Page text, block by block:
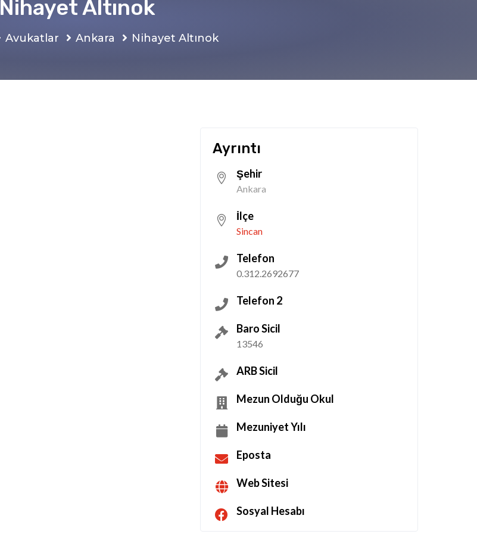
Nihayet Altınok
Avukatlar Ankara Nihayet Altınok
Ayrıntı
Şehir
Ankara
İlçe
Sincan
Telefon
0.312.2692677
Telefon 2
Baro Sicil
13546
ARB Sicil
Mezun Olduğu Okul
Mezuniyet Yılı
Eposta
Web Sitesi
Sosyal Hesabı